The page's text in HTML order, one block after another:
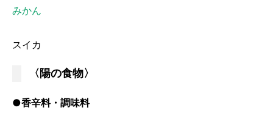
みかん
スイカ
〈陽の食物〉
●香辛料・調味料